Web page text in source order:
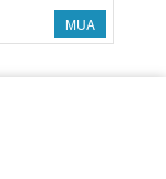
MUA